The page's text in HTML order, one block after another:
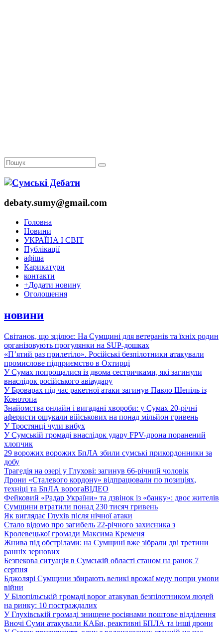
debaty.sumy@gmail.com
Головна
Новини
УКРАЇНА І СВІТ
Публікації
афіша
Карикатури
контакти
+Додати новину
Оголошення
новини
Світанок, що зцілює: На Сумщині для ветеранів та їхніх родин
організовують прогулянки на SUP-дошках
«П’ятий раз прилетіло». Російські безпілотники атакували
промислове підприємство в Охтирці
У Сумах попрощалися із двома сестричками, які загинули
внаслідок російського авіаудару
У Броварах під час ракетної атаки загинув Павло Шепіль із
Конотопа
Знайомства онлайн і вигадані хвороби: у Сумах 20-річні
аферисти ошукали військових на понад мільйон гривень
У Тростянці чули вибух
У Сумській громаді внаслідок удару FPV-дрона поранений
хлопчик
29 ворожих ворожих БпЛА збили сумські прикордонники за
добу
Трагедія на озері у Глухові: загинув 66-річний чоловік
Дрони «Сталевого кордону» відпрацювали по позиціях,
техніці та БпЛА ворогаВІДЕО
Фейковий «Радар України» та дзвінок із «банку»: двоє жителів
Сумщини втратили понад 230 тисяч гривень
Як виглядає Глухів після нічної атаки
Стало відомо про загибель 22-річного захисника з
Кролевецької громади Максима Кременя
Жнива під обстрілами: на Сумщині вже зібрали дві третини
ранніх зернових
Безпекова ситуація в Сумській області станом на ранок 7
серпня
Бджолярі Сумщини збирають великі врожаї меду попри умови
війни
У Білопільській громаді ворог атакував безпілотником людей
на ринку: 10 постраждалих
У Глухівській громаді знищене росіянами поштове відділення
Вночі Суми атакували КАБи, реактивні БПЛА та інші дрони